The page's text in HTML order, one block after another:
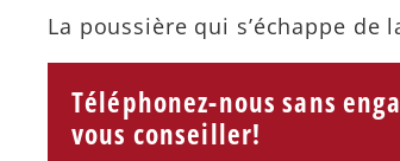
La poussière qui s’échappe
Téléphonez-nous sans
vous conseiller!